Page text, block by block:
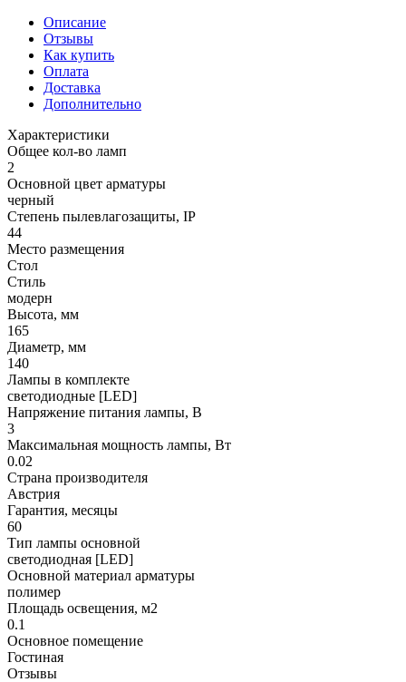
Описание
Отзывы
Как купить
Оплата
Доставка
Дополнительно
Характеристики
Общее кол-во ламп
2
Основной цвет арматуры
черный
Степень пылевлагозащиты, IP
44
Место размещения
Стол
Стиль
модерн
Высота, мм
165
Диаметр, мм
140
Лампы в комплекте
светодиодные [LED]
Напряжение питания лампы, В
3
Максимальная мощность лампы, Вт
0.02
Страна производителя
Австрия
Гарантия, месяцы
60
Тип лампы основной
светодиодная [LED]
Основной материал арматуры
полимер
Площадь освещения, м2
0.1
Основное помещение
Гостиная
Отзывы